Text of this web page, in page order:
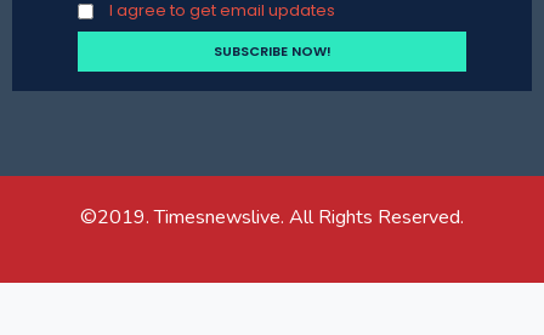
I agree to get email updates
©2019. Timesnewslive. All Rights Reserved.